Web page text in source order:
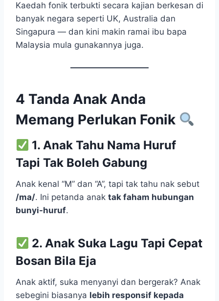
Kaedah fonik terbukti secara kajian berkesan di
banyak negara seperti UK, Australia dan
Singapura — dan kini makin ramai ibu bapa
Malaysia mula gunakannya juga.
4 Tanda Anak Anda
Memang Perlukan Fonik
1. Anak Tahu Nama Huruf
Tapi Tak Boleh Gabung
Anak kenal “M” dan “A”, tapi tak tahu nak sebut
/ma/. Ini petanda anak tak faham hubungan
bunyi-huruf.
2. Anak Suka Lagu Tapi Cepat
Bosan Bila Eja
Anak aktif, suka menyanyi dan bergerak? Anak
sebegini biasanya lebih responsif kepada